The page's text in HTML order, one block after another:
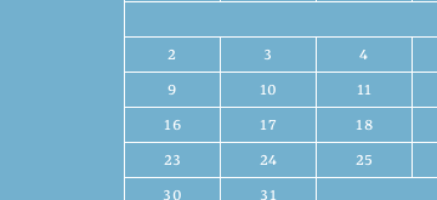
2
3 4
9
10 11
16
17 18
23
24 25
30
31